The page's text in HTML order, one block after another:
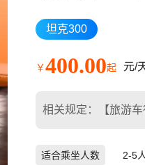
坦克300
￥400.00起 元/
相关规定：【旅游车
适合乘坐人数 2-5人